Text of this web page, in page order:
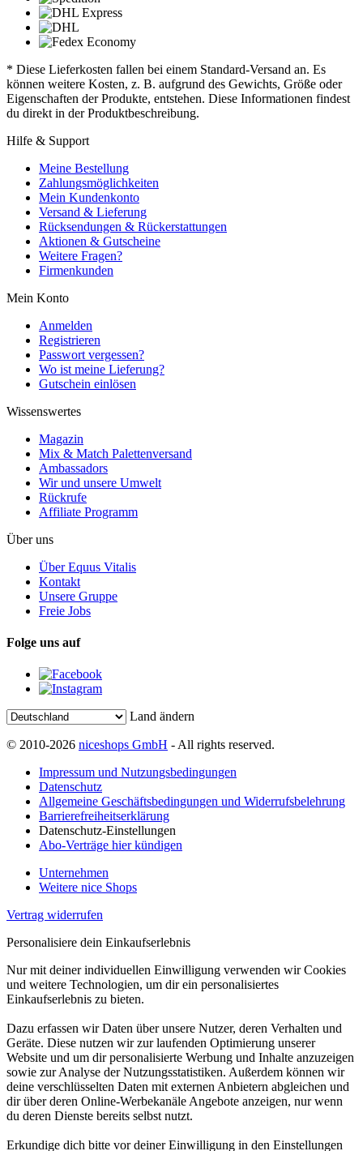
* Diese Lieferkosten fallen bei einem Standard-Versand an. Es
können weitere Kosten, z. B. aufgrund des Gewichts, Größe oder
Eigenschaften der Produkte, entstehen. Diese Informationen findest
du direkt in der Produktbeschreibung.
Hilfe & Support
Meine Bestellung
Zahlungsmöglichkeiten
Mein Kundenkonto
Versand & Lieferung
Rücksendungen & Rückerstattungen
Aktionen & Gutscheine
Weitere Fragen?
Firmenkunden
Mein Konto
Anmelden
Registrieren
Passwort vergessen?
Wo ist meine Lieferung?
Gutschein einlösen
Wissenswertes
Magazin
Mix & Match Palettenversand
Ambassadors
Wir und unsere Umwelt
Rückrufe
Affiliate Programm
Über uns
Über Equus Vitalis
Kontakt
Unsere Gruppe
Freie Jobs
Folge uns auf
Land ändern
© 2010-2026 niceshops GmbH - All rights reserved.
Impressum und Nutzungsbedingungen
Datenschutz
Allgemeine Geschäftsbedingungen und Widerrufsbelehrung
Barrierefreiheitserklärung
Datenschutz-Einstellungen
Abo-Verträge hier kündigen
Unternehmen
Weitere nice Shops
Vertrag widerrufen
Personalisiere dein Einkaufserlebnis
Nur mit deiner individuellen Einwilligung verwenden wir Cookies
und weitere Technologien, um dir ein personalisiertes
Einkaufserlebnis zu bieten.
Dazu erfassen wir Daten über unsere Nutzer, deren Verhalten und
Geräte. Diese nutzen wir zur laufenden Optimierung unserer
Website und um dir personalisierte Werbung und Inhalte anzuzeigen
sowie zur Analyse der Nutzungsstatistiken. Außerdem können wir
deine verschlüsselten Daten mit externen Anbietern abgleichen und
dir über deren Online-Werbekanäle Angebote anzeigen, nur wenn
du deren Dienste bereits selbst nutzt.
Erkundige dich bitte vor deiner Einwilligung in den Einstellungen